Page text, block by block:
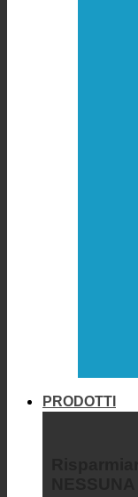
PRODOTTI